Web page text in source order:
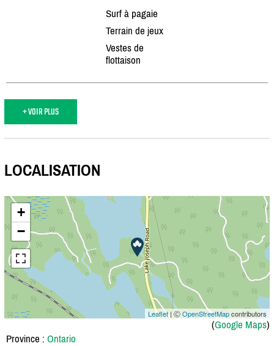
Surf à pagaie
Terrain de jeux
Vestes de
flottaison
+ VOIR PLUS
LOCALISATION
+
−
Leaflet| ⒸOpenStreetMapcontributors
(Google Maps)
Province : Ontario